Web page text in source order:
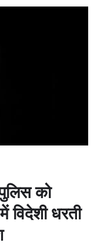
को
विदेशी धरती